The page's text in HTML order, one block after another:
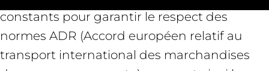
constants pour garantir le respect des
normes ADR (Accord européen relatif au
transport international des marchandises